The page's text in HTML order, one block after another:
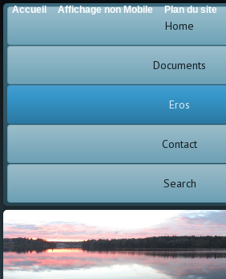
Home
Documents
Eros
Contact
Search
Accueil Affichage non Mobile Plan du site